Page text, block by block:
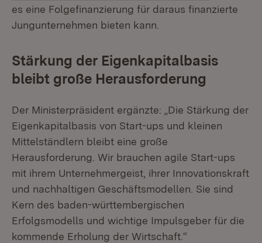
es eine Folgefinanzierung für daraus finanzierte
Jungunternehmen bieten kann.
Stärkung der Eigenkapitalbasis
bleibt große Herausforderung
Der Ministerpräsident ergänzte: „Die Stärkung der
Eigenkapitalbasis von Start-ups und kleinen
Mittelständlern bleibt eine große
Herausforderung. Wir brauchen agile Start-ups
mit ihrem Unternehmergeist, ihrer Innovationskraft
und nachhaltigen Geschäftsmodellen. Sie sind
Kern des baden-württembergischen
Erfolgsmodells und wichtige Impulsgeber für die
kommende Erholung der Wirtschaft.“